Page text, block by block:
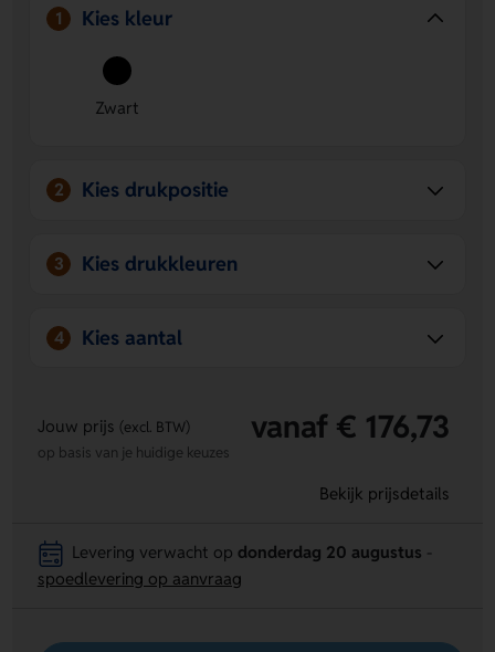
Compact en draagbaar
eenvoudig mee naar elke buitenplek.
Ruimte voor jouw ontwerp
laser voeg je makkelijk een logo, naam of eigen ontwerp
1 Kies kleur
Zwart
2 Kies drukpositie
3 Kies drukkleuren
4 Kies aantal
Jouw prijs (excl. BTW) vanaf € 176,73
op basis van je huidige keuzes
Bekijk prijsdetails
Levering verwacht op donderdag 20 augustus
spoedlevering op aanvraag